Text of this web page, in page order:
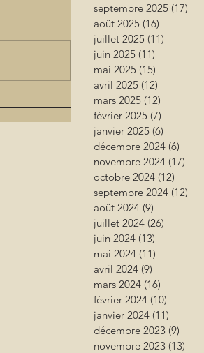
septembre 2025 (17)
août 2025 (16)
juillet 2025 (11)
juin 2025 (11)
mai 2025 (15)
avril 2025 (12)
mars 2025 (12)
février 2025 (7)
janvier 2025 (6)
décembre 2024 (6)
novembre 2024 (17)
octobre 2024 (12)
septembre 2024 (12)
août 2024 (9)
juillet 2024 (26)
juin 2024 (13)
mai 2024 (11)
avril 2024 (9)
mars 2024 (16)
février 2024 (10)
janvier 2024 (11)
décembre 2023 (9)
novembre 2023 (13)